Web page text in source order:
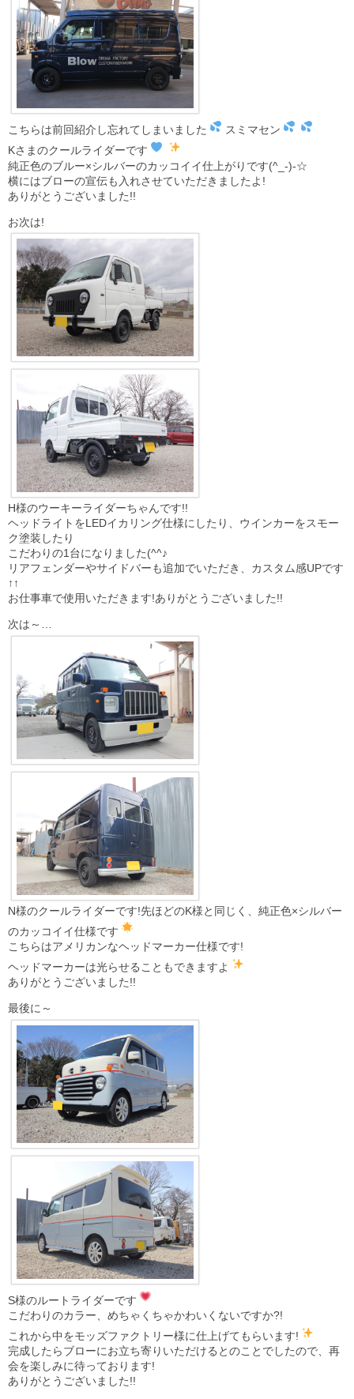
こちらは前回紹介し忘れてしまいました
スミマセン
Kさまのクールライダーです
純正色のブルー×シルバーのカッコイイ仕上がりです(^_-)-☆
横にはブローの宣伝も入れさせていただきましたよ!
ありがとうございました!!
お次は!
H様のウーキーライダーちゃんです!!
ヘッドライトをLEDイカリング仕様にしたり、ウインカーをスモー
ク塗装したり
こだわりの1台になりました(^^♪
リアフェンダーやサイドバーも追加でいただき、カスタム感UPです
↑↑
お仕事車で使用いただきます!ありがとうございました!!
次は～…
N様のクールライダーです!先ほどのK様と同じく、純正色×シルバー
のカッコイイ仕様です
こちらはアメリカンなヘッドマーカー仕様です!
ヘッドマーカーは光らせることもできますよ
ありがとうございました!!
最後に～
S様のルートライダーです
こだわりのカラー、めちゃくちゃかわいくないですか?!
これから中をモッズファクトリー様に仕上げてもらいます!
完成したらブローにお立ち寄りいただけるとのことでしたので、再
会を楽しみに待っております!
ありがとうございました!!